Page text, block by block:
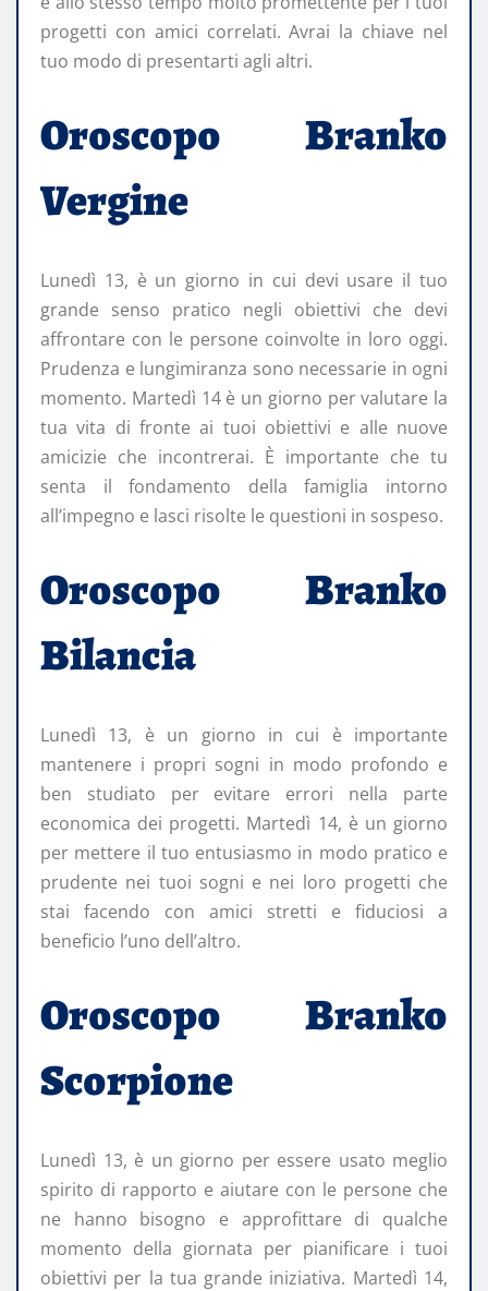
progetti con amici correlati. Avrai la chiave nel
tuo modo di presentarti agli altri.
Oroscopo Branko
Vergine
Lunedì 13, è un giorno in cui devi usare il tuo
grande senso pratico negli obiettivi che devi
affrontare con le persone coinvolte in loro oggi.
Prudenza e lungimiranza sono necessarie in ogni
momento. Martedì 14 è un giorno per valutare la
tua vita di fronte ai tuoi obiettivi e alle nuove
amicizie che incontrerai. È importante che tu
senta il fondamento della famiglia intorno
all’impegno e lasci risolte le questioni in sospeso.
Oroscopo Branko
Bilancia
Lunedì 13, è un giorno in cui è importante
mantenere i propri sogni in modo profondo e
ben studiato per evitare errori nella parte
economica dei progetti. Martedì 14, è un giorno
per mettere il tuo entusiasmo in modo pratico e
prudente nei tuoi sogni e nei loro progetti che
stai facendo con amici stretti e fiduciosi a
beneficio l’uno dell’altro.
Oroscopo Branko
Scorpione
Lunedì 13, è un giorno per essere usato meglio
spirito di rapporto e aiutare con le persone che
ne hanno bisogno e approfittare di qualche
momento della giornata per pianificare i tuoi
obiettivi per la tua grande iniziativa. Martedì 14,